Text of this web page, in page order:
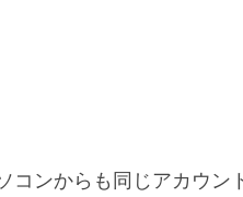
コンからも同じアカウン